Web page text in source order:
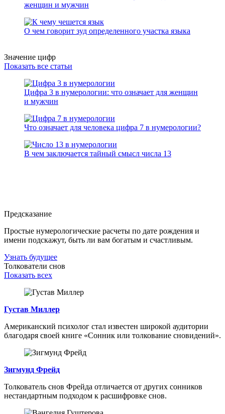
женщин и мужчин
О чем говорит зуд определенного участка языка
Значение цифр
Показать все статьи
Цифра 3 в нумерологии: что означает для женщин
и мужчин
Что означает для человека цифра 7 в нумерологии?
В чем заключается тайный смысл числа 13
Предсказание
Простые нумерологические расчеты по дате рождения и
имени подскажут, быть ли вам богатым и счастливым.
Узнать будущее
Толкователи снов
Показать всех
Густав Миллер
Американский психолог стал известен широкой аудитории
благодаря своей книге «Сонник или толкование сновидений».
Зигмунд Фрейд
Толкователь снов Фрейда отличается от других сонников
нестандартным подходом к расшифровке снов.